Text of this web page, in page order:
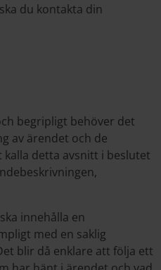
du kontakta din
begripligt behöver det
av ärendet och de
detta avsnitt i beslutet
innehålla en
med en saklig
blir då enklare att följa ett